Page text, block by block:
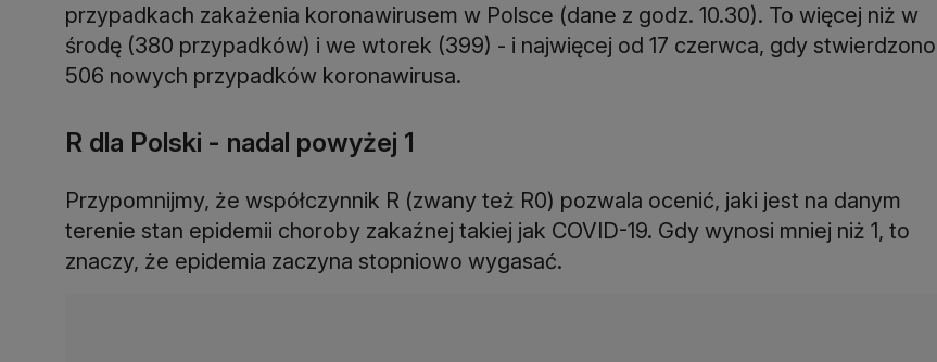
przypadkach zakażenia koronawirusem w Polsce (dane z godz. 10.30). To więcej niż w
środę (380 przypadków) i we wtorek (399) - i najwięcej od 17 czerwca, gdy stwierdzono
506 nowych przypadków koronawirusa.
R dla Polski - nadal powyżej 1
Przypomnijmy, że współczynnik R (zwany też R0) pozwala ocenić, jaki jest na danym
terenie stan epidemii choroby zakaźnej takiej jak COVID-19. Gdy wynosi mniej niż 1, to
znaczy, że epidemia zaczyna stopniowo wygasać.